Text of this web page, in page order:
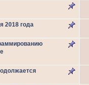
2018 года